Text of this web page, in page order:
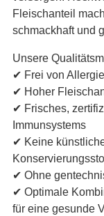
Fleischanteil
schmackhaft und
Unsere
✔ Frei von
✔ Hoher
✔ Frisches,
Immunsystems
✔ Keine
✔ Ohne
✔ Optimale
für eine gesunde